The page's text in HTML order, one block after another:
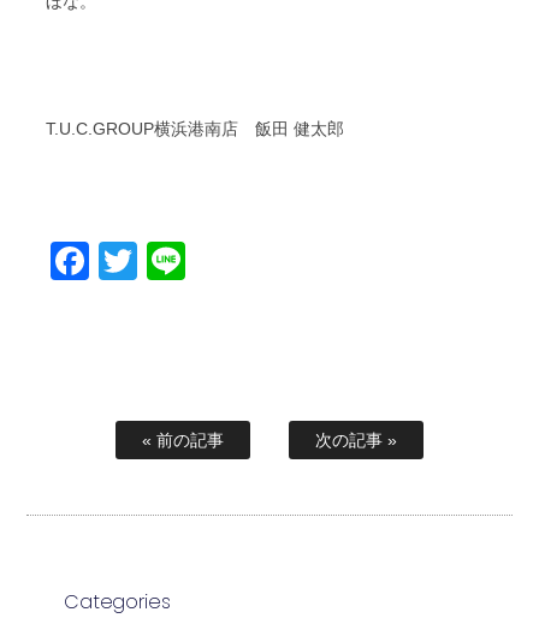
T.U.C.GROUP横浜港南店 飯田 健太郎
Facebook
Twitter
« 前の記事 次の記事 »
Categories